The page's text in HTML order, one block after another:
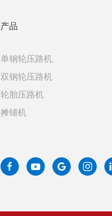
产品
单钢轮压路机
双钢轮压路机
轮胎压路机
摊铺机